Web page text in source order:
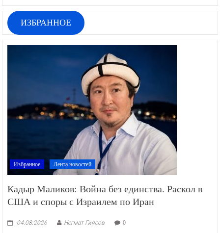
ИЗБРАННОЕ
Избранное Лента новостей
Кадыр Маликов: Война без единства. Раскол в
США и споры с Израилем по Иран
04.08.2026 Негмат Гиясов 0